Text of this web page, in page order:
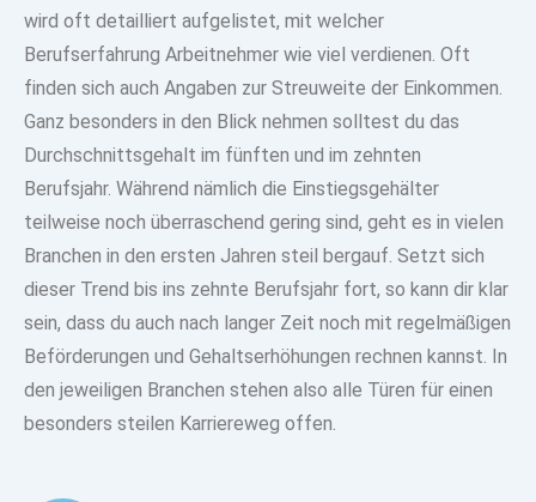
wird oft detailliert aufgelistet, mit welcher
Berufserfahrung Arbeitnehmer wie viel verdienen. Oft
finden sich auch Angaben zur Streuweite der Einkommen.
Ganz besonders in den Blick nehmen solltest du das
Durchschnittsgehalt im fünften und im zehnten
Berufsjahr. Während nämlich die Einstiegsgehälter
teilweise noch überraschend gering sind, geht es in vielen
Branchen in den ersten Jahren steil bergauf. Setzt sich
dieser Trend bis ins zehnte Berufsjahr fort, so kann dir klar
sein, dass du auch nach langer Zeit noch mit regelmäßigen
Beförderungen und Gehaltserhöhungen rechnen kannst. In
den jeweiligen Branchen stehen also alle Türen für einen
besonders steilen Karriereweg offen.